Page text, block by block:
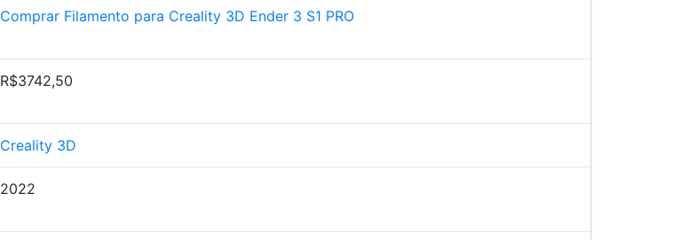
Comprar Filamento para Creality 3D Ender 3 S1 PRO
R$3742,50
Creality 3D
2022